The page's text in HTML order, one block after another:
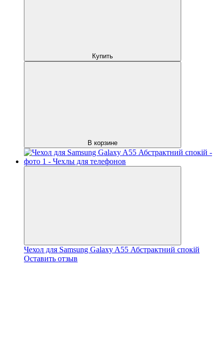
Купить
В корзине
Чехол для Samsung Galaxy A55 Абстрактний спокій
Оставить отзыв